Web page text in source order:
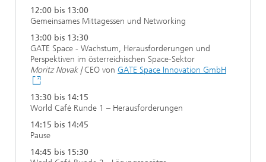
12:00 bis 13:00
Gemeinsames Mittagessen und Networking
13:00 bis 13:30
GATE Space - Wachstum, Herausforderungen und
Perspektiven im österreichischen Space-Sektor
Moritz Novak |CEO von GATE Space Innovation GmbH
13:30 bis 14:15
World Café Runde 1 – Herausforderungen
14:15 bis 14:45
Pause
14:45 bis 15:30